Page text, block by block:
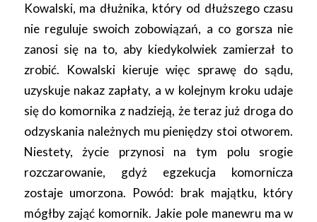
Kowalski, ma dłużnika, który od dłuższego czasu
nie reguluje swoich zobowiązań, a co gorsza nie
zanosi się na to, aby kiedykolwiek zamierzał to
zrobić. Kowalski kieruje więc sprawę do sądu,
uzyskuje nakaz zapłaty, a w kolejnym kroku udaje
się do komornika z nadzieją, że teraz już droga do
odzyskania należnych mu pieniędzy stoi otworem.
Niestety, życie przynosi na tym polu srogie
rozczarowanie, gdyż egzekucja komornicza
zostaje umorzona. Powód: brak majątku, który
mógłby zająć komornik. Jakie pole manewru ma w